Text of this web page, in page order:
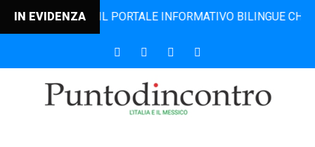
IN EVIDENZAIL PORTALE INFORMATIVO BILINGUE CHE